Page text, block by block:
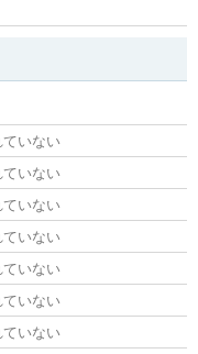
いない
いない
いない
いない
いない
いない
いない